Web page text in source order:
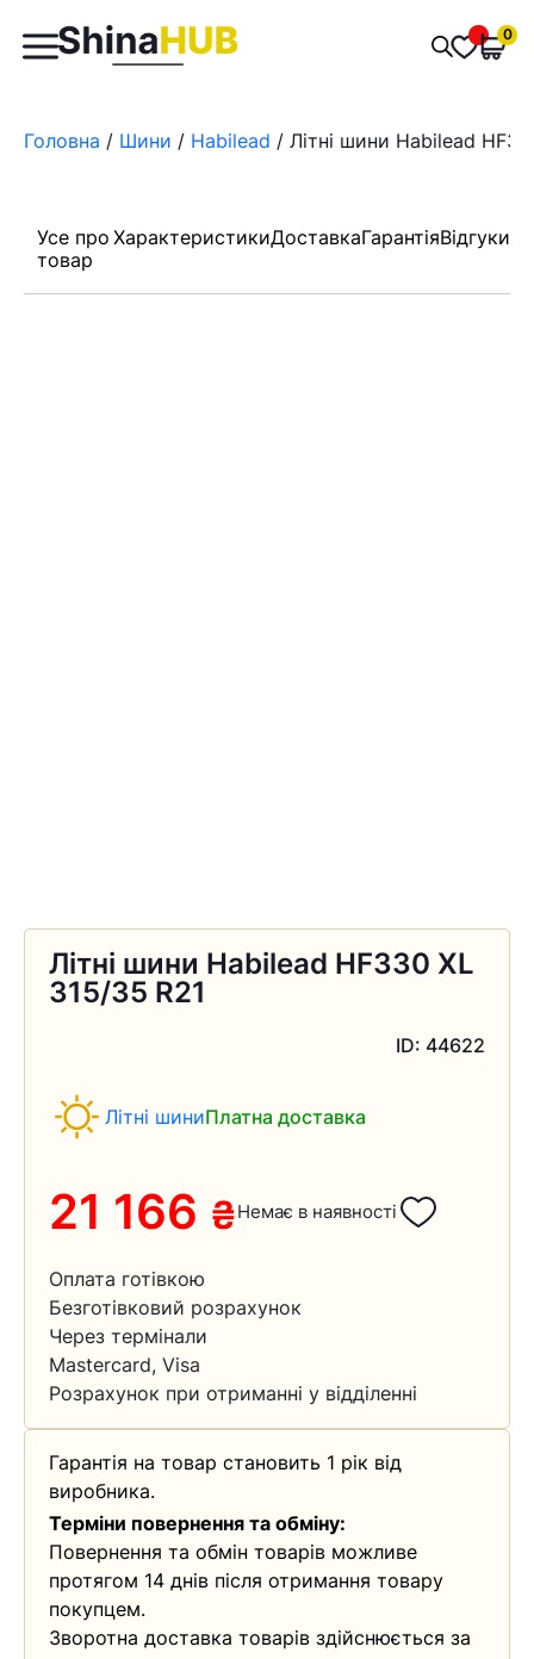
Пошук
товарів
0
Головна / Шини / Habilead / Літні шини Habilead
Усе про
товар
ХарактеристикиДоставкаГарантіяВідгуки
Літні шини Habilead HF330 XL
315/35 R21
ID: 44622
Літні шиниПлатна доставка
21 166 ₴Немає в наявності
Оплата готівкою
Безготівковий розрахунок
Через термінали
Mastercard, Visa
Розрахунок при отриманні у відділенні
Гарантія на товар становить 1 рік від
виробника.
Терміни повернення та обміну:
Повернення та обмін товарів можливе
протягом 14 днів після отримання товару
покупцем.
Зворотна доставка товарів здійснюється за